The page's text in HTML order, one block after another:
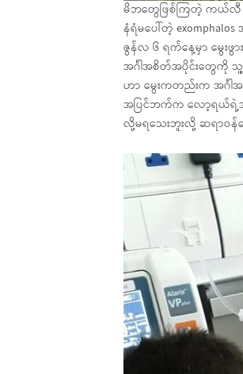
မိဘတွေဖြစ်ကြတဲ့ ကယ်လီ
နံရံမပေါ်တဲ့
ဇွန်လ ၆ ရက်နေ့မှာ မွေး
အင်္ဂါအစိတ်အပိုင်းတွေကို သူ့
ဟာ မွေးကတည်းက အင်္ဂ
အပြင်ဘက်က လော့ရယ်ရဲ့အ
လို့မရသေးဘူးလို့ ဆရာဝန်